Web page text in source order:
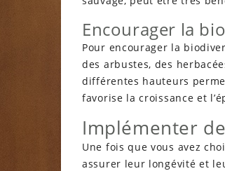
Encourager la
Pour encourager la
des arbustes, des
différentes hauteurs
favorise la croissance et
Implémenter
Une fois que vous avez
assurer leur longévité et